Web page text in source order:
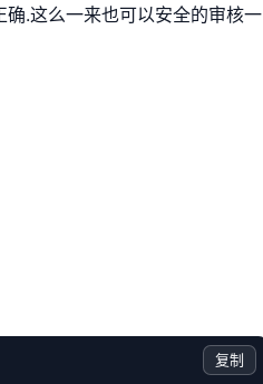
.这么一来也可以安全的审核一
复制